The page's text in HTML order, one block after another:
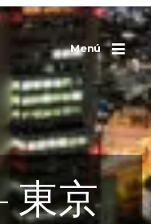
Menú
東京